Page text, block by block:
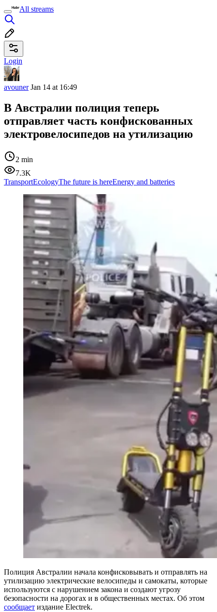
All streams
Login
avounerJan 14 at 16:49
В Австралии полиция теперь
отправляет часть конфискованных
электровелосипедов на утилизацию
2 min
7.3K
TransportEcologyThe future is hereEnergy and batteries
Полиция Австралии начала конфисковывать и отправлять на
утилизацию электрические велосипеды и самокаты, которые
используются с нарушением закона и создают угрозу
безопасности на дорогах и в общественных местах. Об этом
сообщает издание Electrek.